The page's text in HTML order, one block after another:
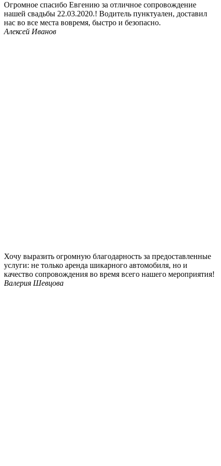
Огромное спасибо Евгению за отличное сопровождение
нашей свадьбы 22.03.2020.! Водитель пунктуален, доставил
нас во все места вовремя, быстро и безопасно.
Алексей Иванов
Хочу выразить огромную благодарность за предоставленные
услуги: не только аренда шикарного автомобиля, но и
качество сопровождения во время всего нашего мероприятия!
Валерия Шевцова